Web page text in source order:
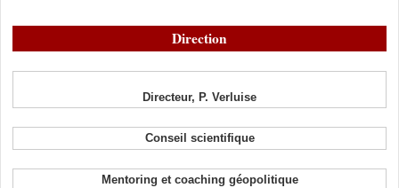
Direction
Directeur, P. Verluise
Conseil scientifique
Mentoring et coaching géopolitique